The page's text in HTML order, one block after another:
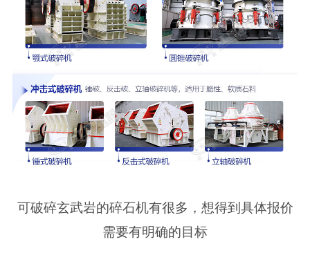
可破碎玄武岩的碎石机有很多，想得到具体报价
需要有明确的目标